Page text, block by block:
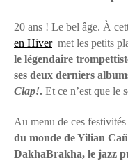
20 ans ! Le bel âge. À
en Hiver met les petits
le légendaire
ses deux derniers
Clap!. Et ce n’est que le
Au menu de ces
du monde de Yilian
DakhaBrakha, le jazz